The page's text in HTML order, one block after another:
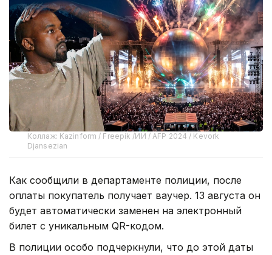
Коллаж: Kazinform / Freepik /ИИ / AFP 2024 / Kevork
Djansezian
Как сообщили в департаменте полиции, после
оплаты покупатель получает ваучер. 13 августа он
будет автоматически заменен на электронный
билет с уникальным QR-кодом.
В полиции особо подчеркнули, что до этой даты